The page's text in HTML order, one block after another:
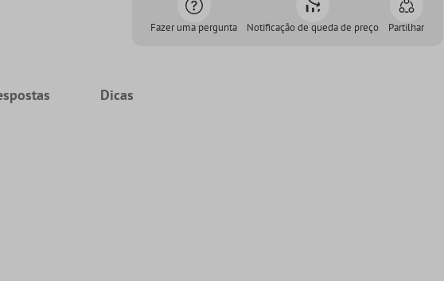
Fazer uma pergunta Notificação de queda de preço Partilhar
Dicas